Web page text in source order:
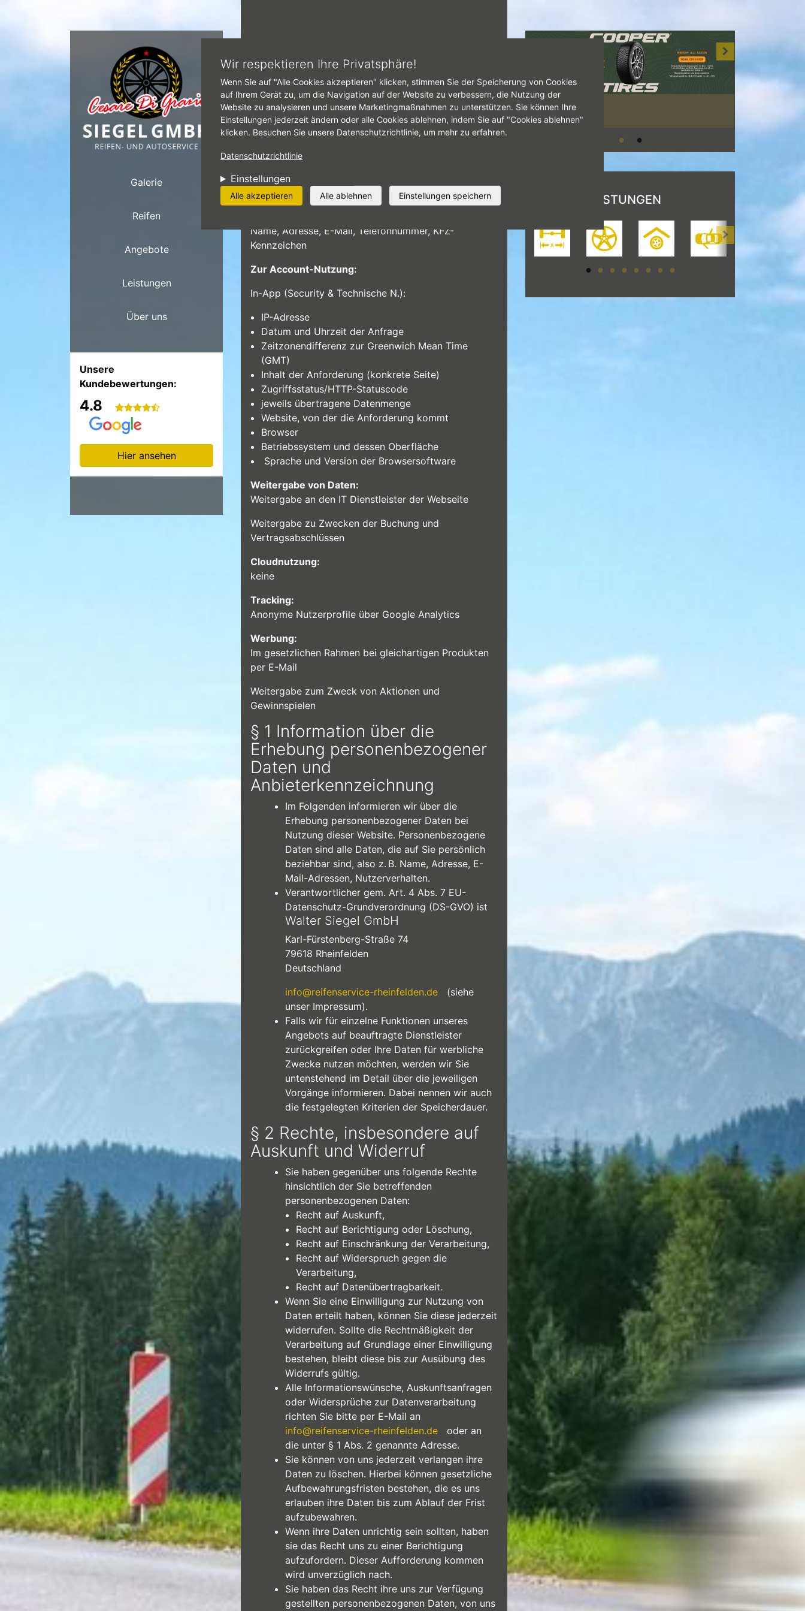
Wir respektieren Ihre Privatsphäre!
Wenn Sie auf "Alle Cookies akzeptieren" klicken, stimmen Sie der Speicherung von Cookies
auf Ihrem Gerät zu, um die Navigation auf der Website zu verbessern, die Nutzung der
Website zu analysieren und unsere Marketingmaßnahmen zu unterstützen. Sie können Ihre
Einstellungen jederzeit ändern oder alle Cookies ablehnen, indem Sie auf "Cookies ablehnen"
klicken. Besuchen Sie unsere Datenschutzrichtlinie, um mehr zu erfahren.
Datenschutzrichtlinie
Einstellungen
Alle akzeptieren Alle ablehnen Einstellungen speichern
Galerie
Reifen
Angebote
Leistungen
Über uns
Unsere
Kundebewertungen:
4.8
Hier ansehen
DATENSCHUTZ
Datenschutzrechtliche
Bestimmungen
Übersicht
Datenarten
Name, Adresse, E-Mail, Telefonnummer, KFZ-
Kennzeichen
Zur Account-Nutzung:
In-App (Security & Technische N.):
IP-Adresse
Datum und Uhrzeit der Anfrage
Zeitzonendifferenz zur Greenwich Mean Time
(GMT)
Inhalt der Anforderung (konkrete Seite)
Zugriffsstatus/HTTP-Statuscode
jeweils übertragene Datenmenge
Website, von der die Anforderung kommt
Browser
Betriebssystem und dessen Oberfläche
Sprache und Version der Browsersoftware
Weitergabe von Daten:
Weitergabe an den IT Dienstleister der Webseite
Weitergabe zu Zwecken der Buchung und
Vertragsabschlüssen
Cloudnutzung:
keine
Tracking:
Anonyme Nutzerprofile über Google Analytics
Werbung:
Im gesetzlichen Rahmen bei gleichartigen Produkten
per E-Mail
Weitergabe zum Zweck von Aktionen und
Gewinnspielen
§ 1 Information über die
Erhebung personenbezogener
Daten und
Anbieterkennzeichnung
Im Folgenden informieren wir über die
Erhebung personenbezogener Daten bei
Nutzung dieser Website. Personenbezogene
Daten sind alle Daten, die auf Sie persönlich
beziehbar sind, also z. B. Name, Adresse, E-
Mail-Adressen, Nutzerverhalten.
Verantwortlicher gem. Art. 4 Abs. 7 EU-
Datenschutz-Grundverordnung (DS-GVO) ist
Walter Siegel GmbH
Karl-Fürstenberg-Straße 74
79618 Rheinfelden
Deutschland
info@reifenservice-rheinfelden.de (siehe
unser Impressum).
Falls wir für einzelne Funktionen unseres
Angebots auf beauftragte Dienstleister
zurückgreifen oder Ihre Daten für werbliche
Zwecke nutzen möchten, werden wir Sie
untenstehend im Detail über die jeweiligen
Vorgänge informieren. Dabei nennen wir auch
die festgelegten Kriterien der Speicherdauer.
§ 2 Rechte, insbesondere auf
Auskunft und Widerruf
Sie haben gegenüber uns folgende Rechte
hinsichtlich der Sie betreffenden
personenbezogenen Daten:
Recht auf Auskunft,
Recht auf Berichtigung oder Löschung,
Recht auf Einschränkung der Verarbeitung,
Recht auf Widerspruch gegen die
Verarbeitung,
Recht auf Datenübertragbarkeit.
Wenn Sie eine Einwilligung zur Nutzung von
Daten erteilt haben, können Sie diese jederzeit
widerrufen. Sollte die Rechtmäßigkeit der
Verarbeitung auf Grundlage einer Einwilligung
bestehen, bleibt diese bis zur Ausübung des
Widerrufs gültig.
Alle Informationswünsche, Auskunftsanfragen
oder Widersprüche zur Datenverarbeitung
richten Sie bitte per E-Mail an
info@reifenservice-rheinfelden.de oder an
die unter § 1 Abs. 2 genannte Adresse.
Sie können von uns jederzeit verlangen ihre
Daten zu löschen. Hierbei können gesetzliche
Aufbewahrungsfristen bestehen, die es uns
erlauben ihre Daten bis zum Ablauf der Frist
aufzubewahren.
Wenn ihre Daten unrichtig sein sollten, haben
sie das Recht uns zu einer Berichtigung
aufzufordern. Dieser Aufforderung kommen
wird unverzüglich nach.
Sie haben das Recht ihre uns zur Verfügung
gestellten personenbezogenen Daten, von uns
UNSERE LEISTUNGEN
[Achsvermessung>
[Alufelgen>[Einlagerung>[Fahrzeugreparatur>